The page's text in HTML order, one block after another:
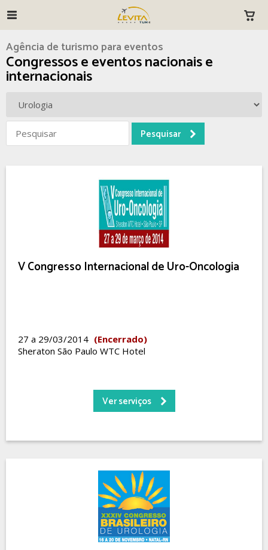
Agência de turismo para eventos
Congressos e eventos nacionais e
internacionais
V Congresso Internacional de Uro-Oncologia
27 a 29/03/2014 (Encerrado)
Sheraton São Paulo WTC Hotel
Ver serviços